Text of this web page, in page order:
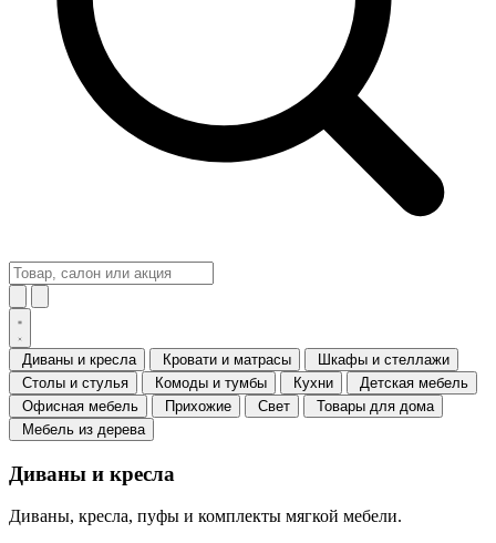
Диваны и кресла Кровати и матрасы
Шкафы и стеллажи
Столы и стулья
Комоды и тумбы Кухни
Детская мебель
Офисная мебель
Прихожие Свет
Товары для дома
Мебель из дерева
Диваны и кресла
Диваны, кресла, пуфы и комплекты мягкой мебели.